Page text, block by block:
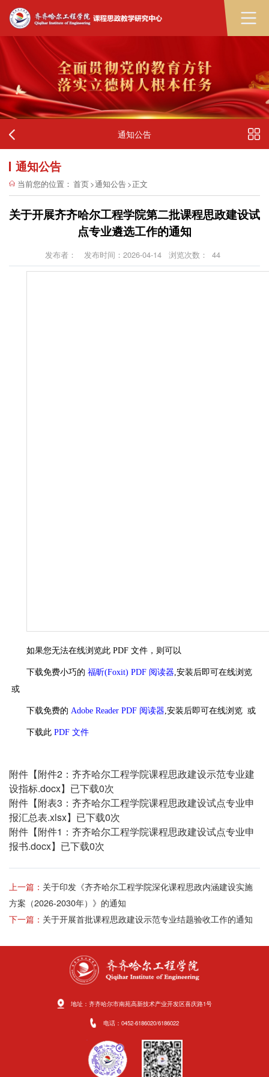
通知公告
通知公告
当前您的位置： 首页>通知公告>正文
关于开展齐齐哈尔工程学院第二批课程思政建设试
点专业遴选工作的通知
发布者： 发布时间：2026-04-14 浏览次数： 44
如果您无法在线浏览此 PDF 文件，则可以
下载免费小巧的 福昕(Foxit) PDF 阅读器 ,安装后即可在线浏览
或
下载免费的 Adobe Reader PDF 阅读器 ,安装后即可在线浏览 或
下载此 PDF 文件
附件【附件2：齐齐哈尔工程学院课程思政建设示范专业建
设指标.docx】已下载0次
附件【附表3：齐齐哈尔工程学院课程思政建设试点专业申
报汇总表.xlsx】已下载0次
附件【附件1：齐齐哈尔工程学院课程思政建设试点专业申
报书.docx】已下载0次
上一篇： 关于印发《齐齐哈尔工程学院深化课程思政内涵建设实施
方案（2026-2030年）》的通知
下一篇： 关于开展首批课程思政建设示范专业结题验收工作的通知
地址：齐齐哈尔市南苑高新技术产业开发区喜庆路1号
电话：0452-6186020/6186022